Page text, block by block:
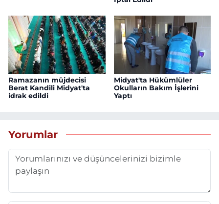
Ramazanın müjdecisi
Berat Kandili Midyat'ta
idrak edildi
Midyat'ta Hükümlüler
Okulların Bakım İşlerini
Yaptı
Yorumlar